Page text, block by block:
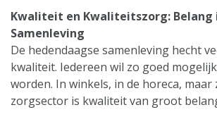
Kwaliteit en Kwaliteitszorg: Belang
Samenleving
De hedendaagse samenleving hecht
kwaliteit. Iedereen wil zo goed
worden. In winkels, in de horeca, maar
zorgsector is kwaliteit van groot